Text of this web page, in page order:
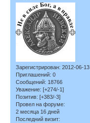
Зарегистрирован: 2012-06-13
Приглашений: 0
Сообщений: 18766
Уважение: [+274/-1]
Позитив: [+383/-3]
Провел на форуме:
2 месяца 16 дней
Последний визит: